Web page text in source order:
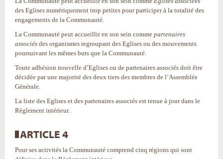
des Eglises numériquement trop petites pour participer à la totalité des
engagements de la Communauté.
La Communauté peut accueillir en son sein comme partenaires
associés des organismes regroupant des Eglises ou des mouvements
poursuivant les mêmes buts que la Communauté.
Toute adhésion nouvelle d’Eglises ou de partenaires associés doit être
décidée par une majorité des deux tiers des membres de l’Assemblée
Générale.
La liste des Eglises et des partenaires associés est tenue à jour dans le
Règlement intérieur.
ARTICLE 4
Pour ses activités la Communauté comprend cinq régions qui sont